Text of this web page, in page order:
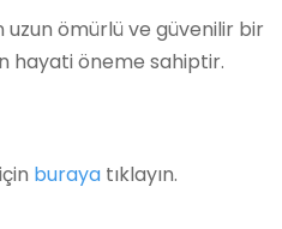
uzun ömürlü ve güvenilir bir
hayati öneme sahiptir.
için buraya tıklayın.